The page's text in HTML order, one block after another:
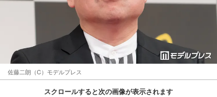
佐藤二朗（C）モデルプレス
スクロールすると次の画像が表示されます